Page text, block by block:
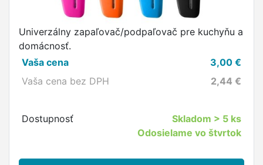
Univerzálny zapaľovač/podpaľovač pre kuchyňu a
domácnosť.
Vaša cena
3,00 €
Vaša cena bez DPH
2,44 €
Dostupnosť Skladom > 5 ks
Odosielame vo štvrtok